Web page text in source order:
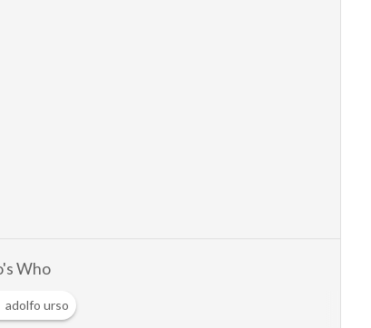
Who
adolfo urso